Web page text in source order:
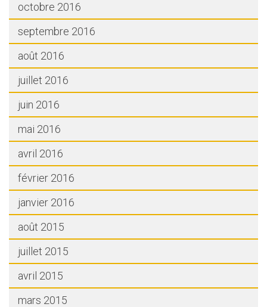
octobre 2016
septembre 2016
août 2016
juillet 2016
juin 2016
mai 2016
avril 2016
février 2016
janvier 2016
août 2015
juillet 2015
avril 2015
mars 2015